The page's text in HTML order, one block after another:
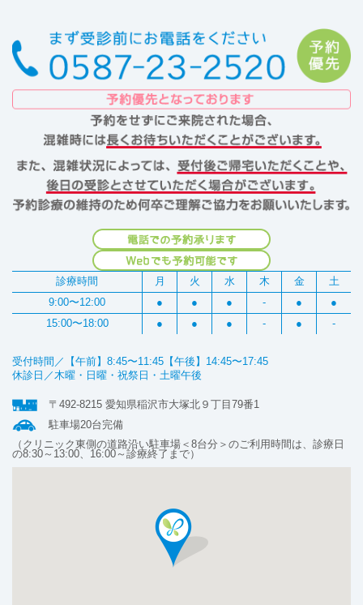
診療時間 月 火 水 木 金
土
9:00〜12:00
● ● ● - ●
●
15:00〜18:00
● ● ● - ● -
受付時間／【午前】8:45〜11:45【午後】14:45〜17:45
休診日／木曜・日曜・祝祭日・土曜午後
〒492-8215 愛知県稲沢市大塚北９丁目79番1
駐車場20台完備
（クリニック東側の道路沿い駐車場＜8台分＞のご利用時間は、診療日
の8:30～13:00、16:00～診療終了まで）